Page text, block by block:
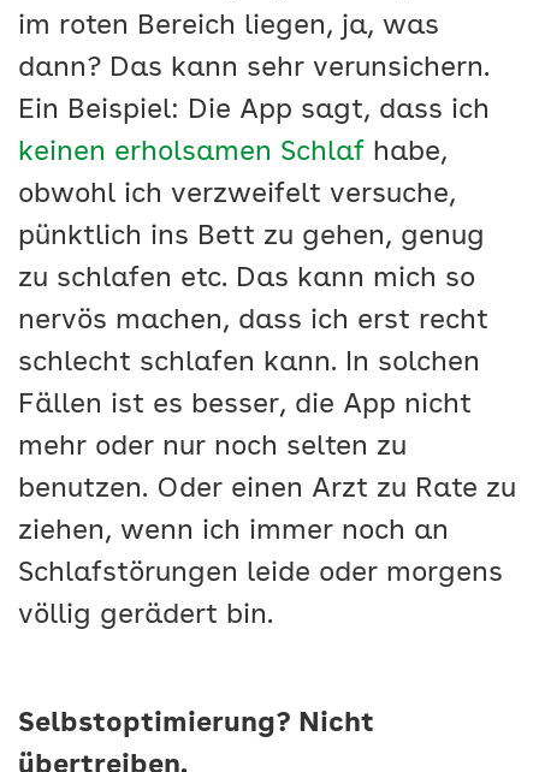
im roten Bereich liegen, ja, was
dann? Das kann sehr verunsichern.
Ein Beispiel: Die App sagt, dass ich
keinen erholsamen Schlaf habe,
obwohl ich verzweifelt versuche,
pünktlich ins Bett zu gehen, genug
zu schlafen etc. Das kann mich so
nervös machen, dass ich erst recht
schlecht schlafen kann. In solchen
Fällen ist es besser, die App nicht
mehr oder nur noch selten zu
benutzen. Oder einen Arzt zu Rate zu
ziehen, wenn ich immer noch an
Schlafstörungen leide oder morgens
völlig gerädert bin.
Selbstoptimierung? Nicht
übertreiben.